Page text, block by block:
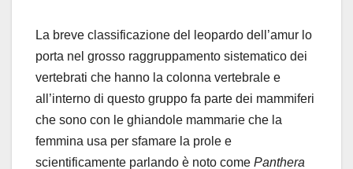
La breve classificazione del leopardo dell’amur lo
porta nel grosso raggruppamento sistematico dei
vertebrati che hanno la colonna vertebrale e
all’interno di questo gruppo fa parte dei mammiferi
che sono con le ghiandole mammarie che la
femmina usa per sfamare la prole e
scientificamente parlando è noto come Panthera